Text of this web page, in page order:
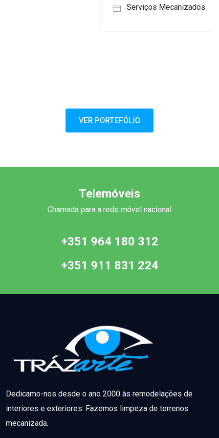
Serviços Mecanizados
VER PORTEFÓLIO
Telemóveis
Chamada para a rede móvel nacional
+351 964 180 312
+351 911 831 224
Dedicamo-nos desde o ano 2000 às remodelações de
interiores e exteriores. Fazemos limpeza de terrenos
mecanizada.